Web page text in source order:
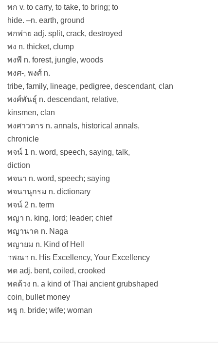
พก v. to carry, to take, to bring; to
hide. –n. earth, ground
พกพ่าย adj. split, crack, destroyed
พง n. thicket, clump
พงพี n. forest, jungle, woods
พงศ-, พงศ์ n.
tribe, family, lineage, pedigree, descendant, clan
พงศ์พันธุ์ n. descendant, relative,
kinsmen, clan
พงศาวดาร n. annals, historical annals,
chronicle
พจน์ 1 n. word, speech, saying, talk,
diction
พจนา n. word, speech; saying
พจนานุกรม n. dictionary
พจน์ 2 n. term
พญา n. king, lord; leader; chief
พญานาค n. Naga
พญายม n. Kind of Hell
ฯพณฯ n. His Excellency, Your Excellency
พด adj. bent, coiled, crooked
พดด้วง n. a kind of Thai ancient grubshaped
coin, bullet money
พธู n. bride; wife; woman